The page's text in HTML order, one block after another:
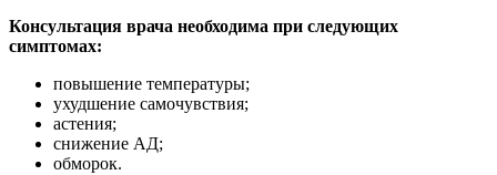
Консультация врача необходима при следующих
симптомах:
повышение температуры;
ухудшение самочувствия;
астения;
снижение АД;
обморок.